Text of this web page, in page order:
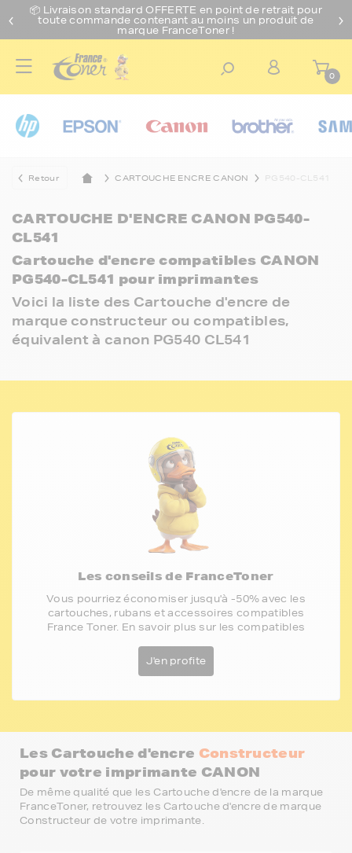
📦 Livraison standard OFFERTE en point de retrait pour
toute commande contenant au moins un produit de
marque FranceToner !
0
Retour CARTOUCHE ENCRE CANON PG540-CL541
CARTOUCHE D'ENCRE CANON PG540-
CL541
Cartouche d'encre compatibles CANON
PG540-CL541 pour imprimantes
Voici la liste des Cartouche d'encre de
marque constructeur ou compatibles,
équivalent à canon PG540 CL541
Les conseils de FranceToner
Vous pourriez économiser jusqu'à -50% avec les
cartouches, rubans et accessoires compatibles
France Toner. En savoir plus sur les compatibles
J'en profite
Les Cartouche d'encre Constructeur
pour votre imprimante CANON
De même qualité que les Cartouche d'encre de la marque
FranceToner, retrouvez les Cartouche d'encre de marque
Constructeur de votre imprimante.